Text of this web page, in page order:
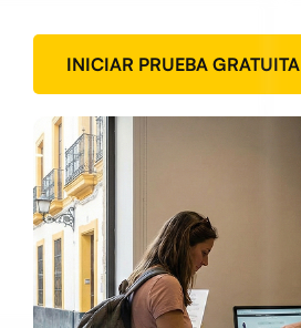
INICIAR PRUEBA GRATUITA